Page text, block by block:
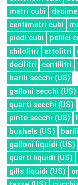
metri cubi
centimetri cubi
piedi cubi
pollici
chilolitri
ettolitri
decilitri
centilitri
barili secchi (US)
galloni secchi (US)
quarti secchi (US)
pinte secchi (US)
bushels (US)
galloni liquidi (US)
quarti liquidi (US)
gills liquidi (US)